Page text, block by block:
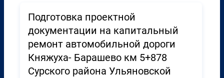
Подготовка проектной
документации на капитальный
ремонт автомобильной дороги
Княжуха- Барашево км 5+878
Сурского района Ульяновской